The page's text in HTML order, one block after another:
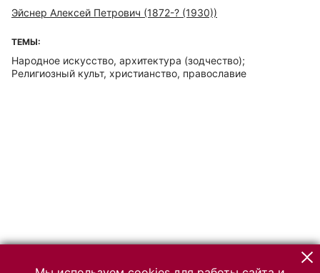
Эйснер Алексей Петрович (1872-? (1930))
ТЕМЫ:
Народное искусство, архитектура (зодчество);
Религиозный культ, христианство, православие